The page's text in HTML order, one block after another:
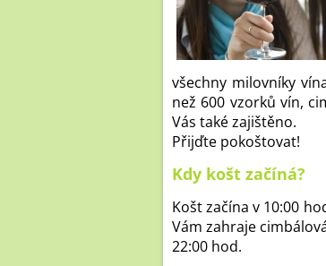
všechny milovníky
než 600 vzorků vín,
Vás také zajištěno.
Přijďte pokoštovat!
Kdy košt začíná?
Košt začína v 10:00
Vám zahraje
22:00 hod.